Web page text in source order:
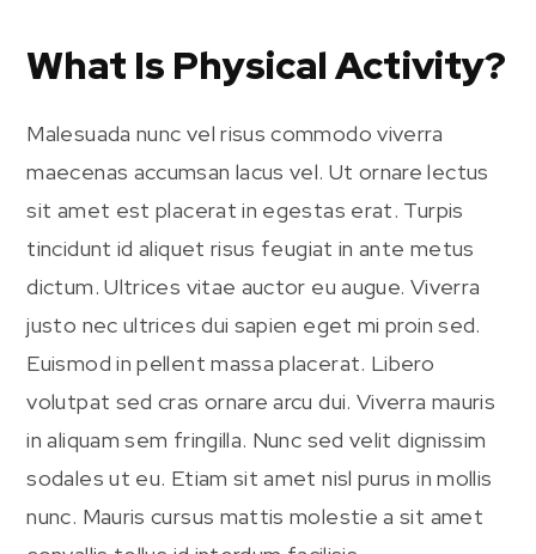
What Is Physical Activity?
Malesuada nunc vel risus commodo viverra
maecenas accumsan lacus vel. Ut ornare lectus
sit amet est placerat in egestas erat. Turpis
tincidunt id aliquet risus feugiat in ante metus
dictum. Ultrices vitae auctor eu augue. Viverra
justo nec ultrices dui sapien eget mi proin sed.
Euismod in pellent massa placerat. Libero
volutpat sed cras ornare arcu dui. Viverra mauris
in aliquam sem fringilla. Nunc sed velit dignissim
sodales ut eu. Etiam sit amet nisl purus in mollis
nunc. Mauris cursus mattis molestie a sit amet